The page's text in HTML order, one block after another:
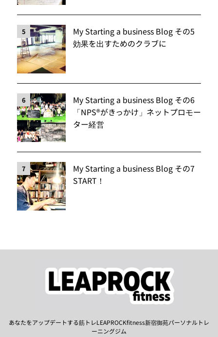
5
My Starting a business Blog その5
効果を出すためのクラブに
6
My Starting a business Blog その6
「NPS®️がきっかけ」ネットプロモー
ター経営
7
My Starting a business Blog その7
START！
あなたをアップデートする筋トレLEAPROCKfitness新宿御苑パーソナルトレ
ーニングジム